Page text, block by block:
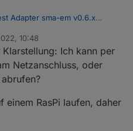
Adapter sma-em v0.6.x
bei mir ja nichts von der
oder erfährt er das über
10:48
Ich kann per
Netzanschluss, oder
einem RasPi laufen, daher